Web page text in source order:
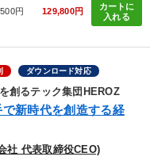
につける
企業のDXと講話ご案内
円 129,800円
カートに
入れる
ダウンロード対応
創るテック集団HEROZ
で新時代を創造する経
社 代表取締役CEO)